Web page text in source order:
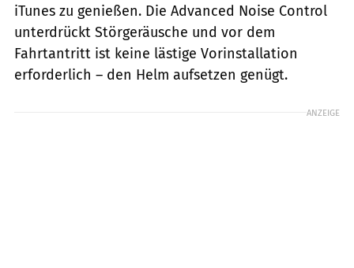
iTunes zu genießen. Die Advanced Noise Control
unterdrückt Störgeräu­sche und vor dem
Fahrtantritt ist keine lästige Vorinstallation
erforderlich – den Helm aufsetzen genügt.
ANZEIGE